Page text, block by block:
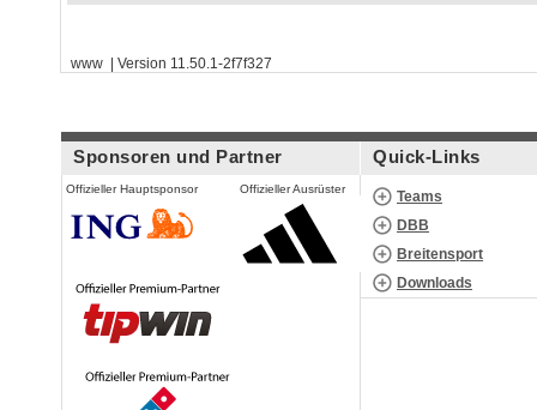
www | Version 11.50.1-2f7f327
Sponsoren und Partner
Offizieller Hauptsponsor Offizieller Ausrüster
Quick-Links
Teams
DBB
Breitensport
Downloads